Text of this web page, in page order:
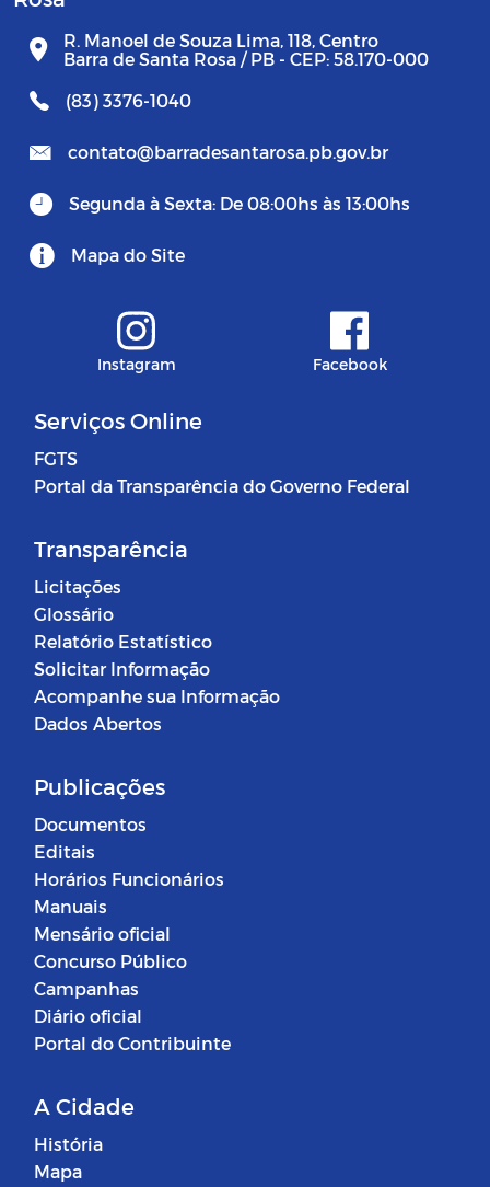
R. Manoel de Souza Lima, 118, Centro
Barra de Santa Rosa / PB - CEP: 58.170-000
(83) 3376-1040
contato@barradesantarosa.pb.gov.br
Segunda à Sexta: De 08:00hs às 13:00hs
Mapa do Site
Instagram Facebook
Serviços Online
FGTS
Portal da Transparência do Governo Federal
Transparência
Licitações
Glossário
Relatório Estatístico
Solicitar Informação
Acompanhe sua Informação
Dados Abertos
Publicações
Documentos
Editais
Horários Funcionários
Manuais
Mensário oficial
Concurso Público
Campanhas
Diário oficial
Portal do Contribuinte
A Cidade
História
Mapa